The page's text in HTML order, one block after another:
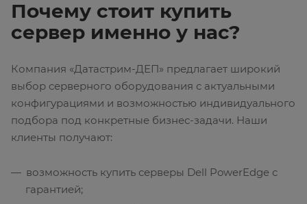
Почему стоит купить
сервер именно у нас?
Компания «Датастрим-ДЕП» предлагает широкий
выбор серверного оборудования с актуальными
конфигурациями и возможностью индивидуального
подбора под конкретные бизнес-задачи. Наши
клиенты получают:
возможность купить серверы Dell PowerEdge с
гарантией;